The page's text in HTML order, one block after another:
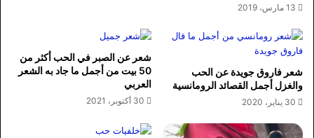
13 مارس، 2019
شعر فاروق جويدة عن الحب
والغزل أجمل القصائد الرومانسية
30 يناير، 2020
شعر عن الصبر في الحب أكثر من
50 بيت من أجمل ما جاد به الشعر
العربي
30 أكتوبر، 2021